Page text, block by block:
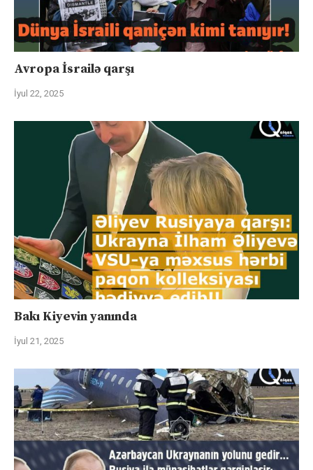
Avropa İsrailə qarşı
İyul 22, 2025
Bakı Kiyevin yanında
İyul 21, 2025